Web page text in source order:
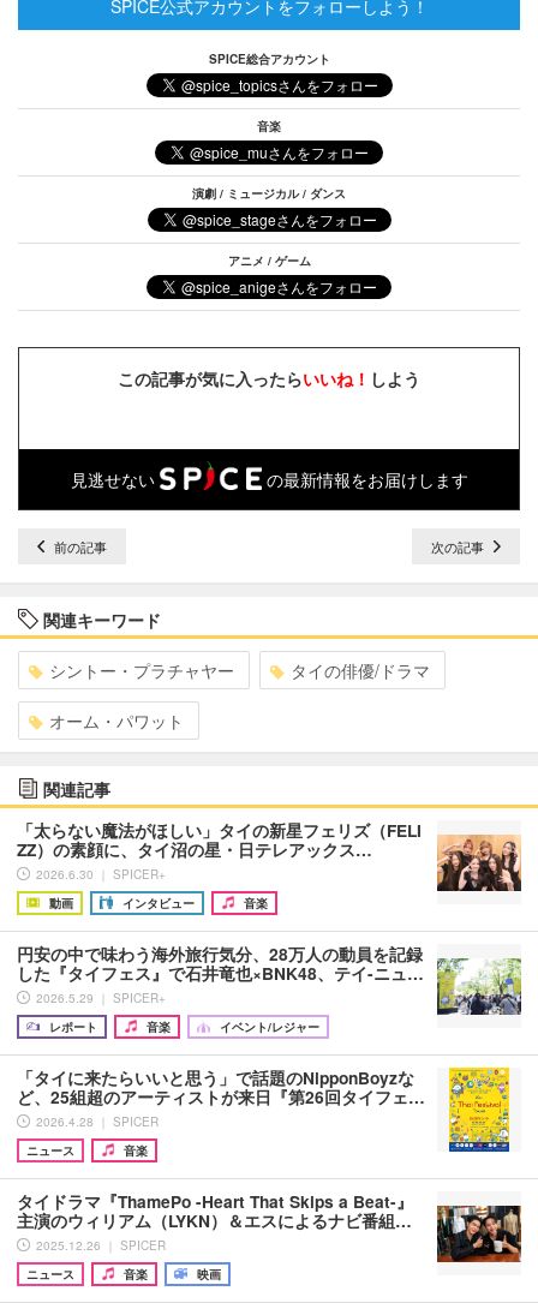
SPICE公式アカウントをフォローしよう！
SPICE総合アカウント
音楽
演劇 / ミュージカル / ダンス
アニメ / ゲーム
この記事が気に入ったらいいね！ しよう
見逃せない の最新情報をお届けします
前の記事 次の記事
関連キーワード
シントー・プラチャヤー タイの俳優/ドラマ
オーム・パワット
関連記事
「太らない魔法がほしい」タイの新星フェリズ（FELI
ZZ）の素顔に、タイ沼の星・日テレアックス…
2026.6.30 ｜ SPICER+
動画
インタビュー 音楽
円安の中で味わう海外旅行気分、28万人の動員を記録
した『タイフェス』で石井竜也×BNK48、テイ-ニュ…
2026.5.29 ｜ SPICER+
レポート
音楽 イベント/レジャー
「タイに来たらいいと思う」で話題のNipponBoyzな
ど、25組超のアーティストが来日『第26回タイフェ…
2026.4.28 ｜ SPICER
ニュース
音楽
タイドラマ『ThamePo -Heart That Skips a Beat-』
主演のウィリアム（LYKN）＆エスによるナビ番組…
2025.12.26 ｜ SPICER
ニュース
音楽 映画